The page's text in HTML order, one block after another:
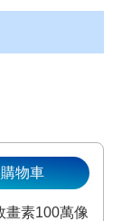
畫素100萬像
物車